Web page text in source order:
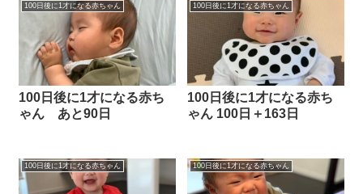
100日後に1才になる赤ちゃん
100日後に1才になる赤ち
ゃん あと90日
100日後に1才になる赤ちゃん
100日後に1才になる赤ち
ゃん 100日＋163日
100日後に1才になる赤ちゃん 100日後に1才になる赤ちゃん